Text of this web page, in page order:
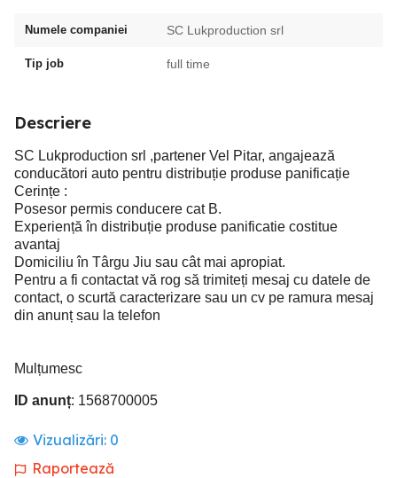
Numele companiei SC Lukproduction srl
Tip job full time
Descriere
SC Lukproduction srl ,partener Vel Pitar, angajează
conducători auto pentru distribuție produse panificație
Cerințe :
Posesor permis conducere cat B.
Experiență în distribuție produse panificatie costitue
avantaj
Domiciliu în Târgu Jiu sau cât mai apropiat.
Pentru a fi contactat vă rog să trimiteți mesaj cu datele de
contact, o scurtă caracterizare sau un cv pe ramura mesaj
din anunț sau la telefon
Mulțumesc
ID anunț: 1568700005
Vizualizări: 0
Raportează